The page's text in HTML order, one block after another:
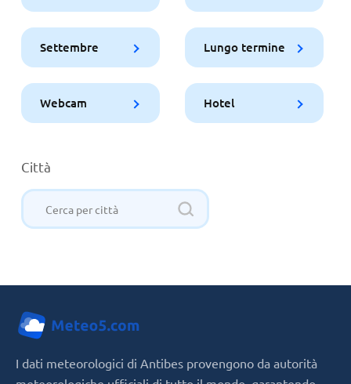
Settembre Lungo termine
Webcam Hotel
Città
I dati meteorologici di Antibes provengono da autorità